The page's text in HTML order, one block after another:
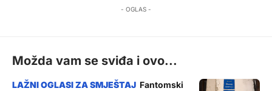
- OGLAS -
Možda vam se sviđa i ovo...
Fantomski